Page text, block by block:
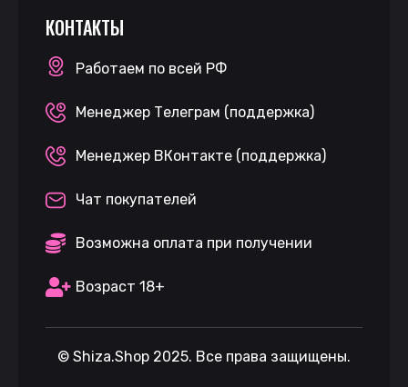
КОНТАКТЫ
Работаем по всей РФ
Менеджер Телеграм (поддержка)
Менеджер ВКонтакте (поддержка)
Чат покупателей
Возможна оплата при получении
Возраст 18+
© Shiza.Shop 2025. Все права защищены.